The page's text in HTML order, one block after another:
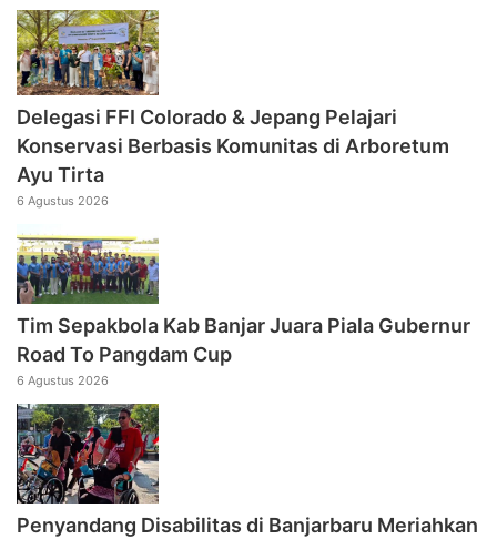
Delegasi FFI Colorado & Jepang Pelajari
Konservasi Berbasis Komunitas di Arboretum
Ayu Tirta
6 Agustus 2026
Tim Sepakbola Kab Banjar Juara Piala Gubernur
Road To Pangdam Cup
6 Agustus 2026
Penyandang Disabilitas di Banjarbaru Meriahkan